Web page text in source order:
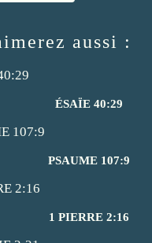
aussi :
ÉSAÏE 40:29
PSAUME 107:9
1 PIERRE 2:16